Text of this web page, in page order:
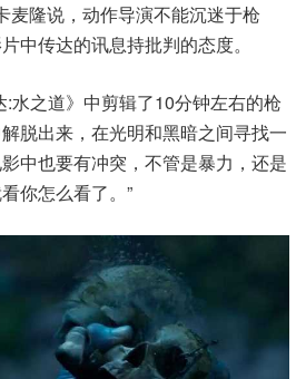
麦隆说，动作导演不能沉迷于枪
中传达的讯息持批判的态度。
:水之道》中剪辑了10分钟左右的枪
脱出来，在光明和黑暗之间寻找一
中也要有冲突，不管是暴力，还是
你怎么看了。”